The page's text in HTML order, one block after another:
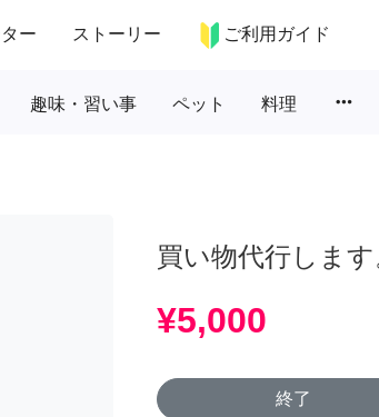
ー ストーリー ご利用ガイド
趣味・習い事 ペット 料理 more_horiz
買い物代行します
¥5,000
終了